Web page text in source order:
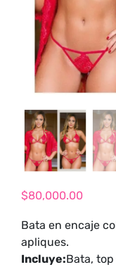
de forma rápida,
segura y
discreta, o
realiza tu pedido
fácilmente por
Explora nuestra
tienda para
adultos y vive
nuevas
experiencias con
más exclusivos y
sensuales.
$80,000.00
Bata en encaje
apliques.
Incluye:Bata,